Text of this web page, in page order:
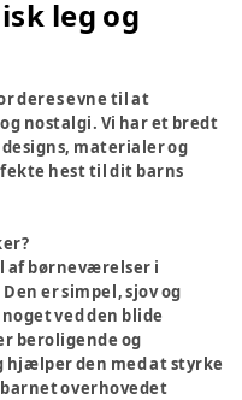
leg og
deres evne til at
nostalgi. Vi har et bredt
materialer og
hest til dit barns
af børneværelser i
er simpel, sjov og
ved den blide
beroligende og
hjælper den med at styrke
overhovedet